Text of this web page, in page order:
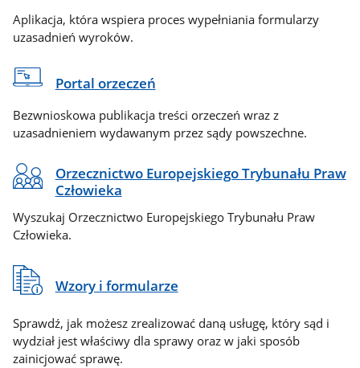
Aplikacja, która wspiera proces wypełniania formularzy
uzasadnień wyroków.
Portal orzeczeń
Bezwnioskowa publikacja treści orzeczeń wraz z
uzasadnieniem wydawanym przez sądy powszechne.
Orzecznictwo Europejskiego Trybunału Praw
Człowieka
Wyszukaj Orzecznictwo Europejskiego Trybunału Praw
Człowieka.
Wzory i formularze
Sprawdź, jak możesz zrealizować daną usługę, który sąd i
wydział jest właściwy dla sprawy oraz w jaki sposób
zainicjować sprawę.